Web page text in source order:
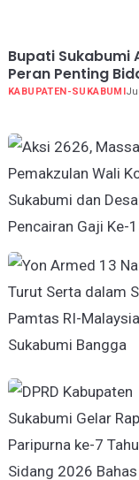
Bupati Sukabumi
Peran Penting
dalam
KABUPATEN-SUKABUMI